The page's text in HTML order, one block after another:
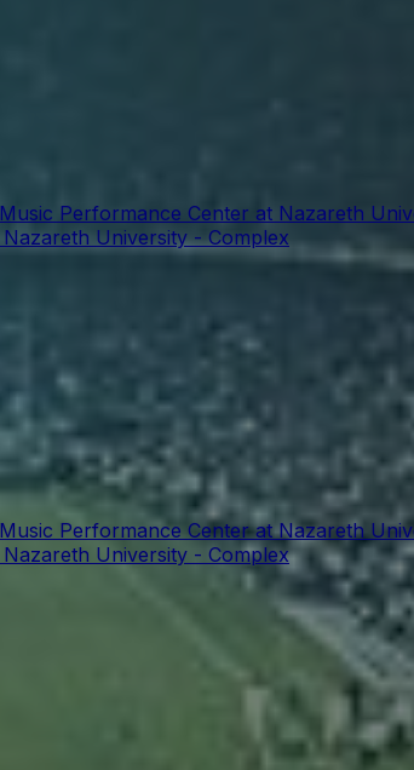
Performance Center at Nazareth
University - Complex
Performance Center at Nazareth
University - Complex